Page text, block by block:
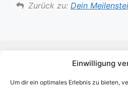
Einwilligung
Um dir ein optimales Erlebnis zu bieten,
Zurück zu: Dein
Impressum